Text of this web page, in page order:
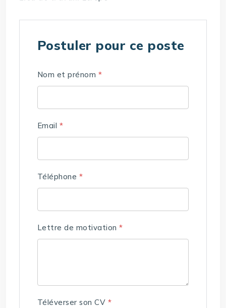
Postuler pour ce poste
Nom et prénom *
Email *
Téléphone *
Lettre de motivation*
Téléverser son CV *